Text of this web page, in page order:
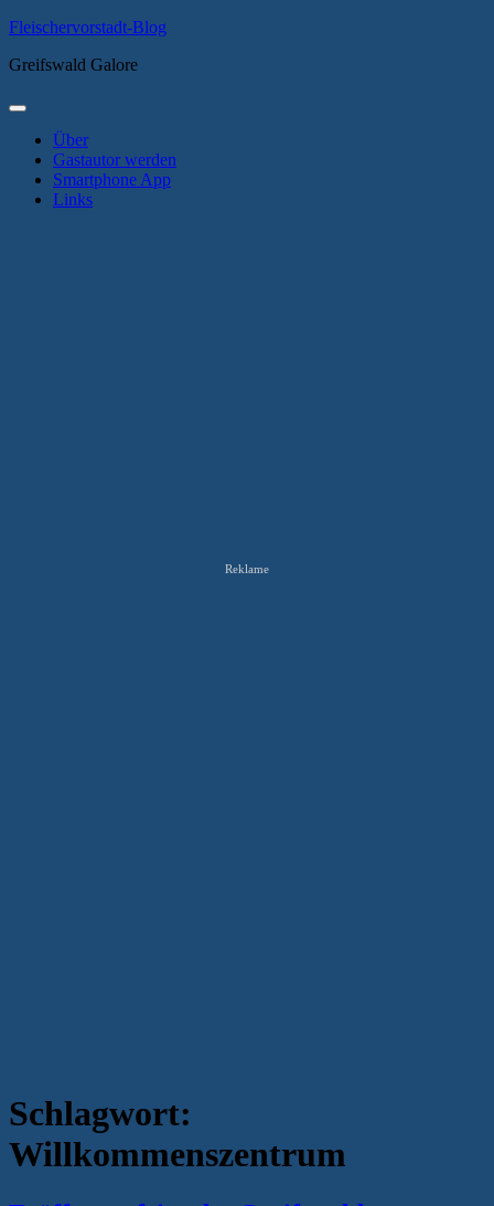
Zum
springen
Fleischervorstadt-Blog
Greifswald Galore
Primäres
Über
Gastautor werden
Smartphone App
Links
Reklame
Schlagwort:
Willkommenszentrum